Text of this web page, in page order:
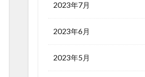
2023年7月
2023年6月
2023年5月